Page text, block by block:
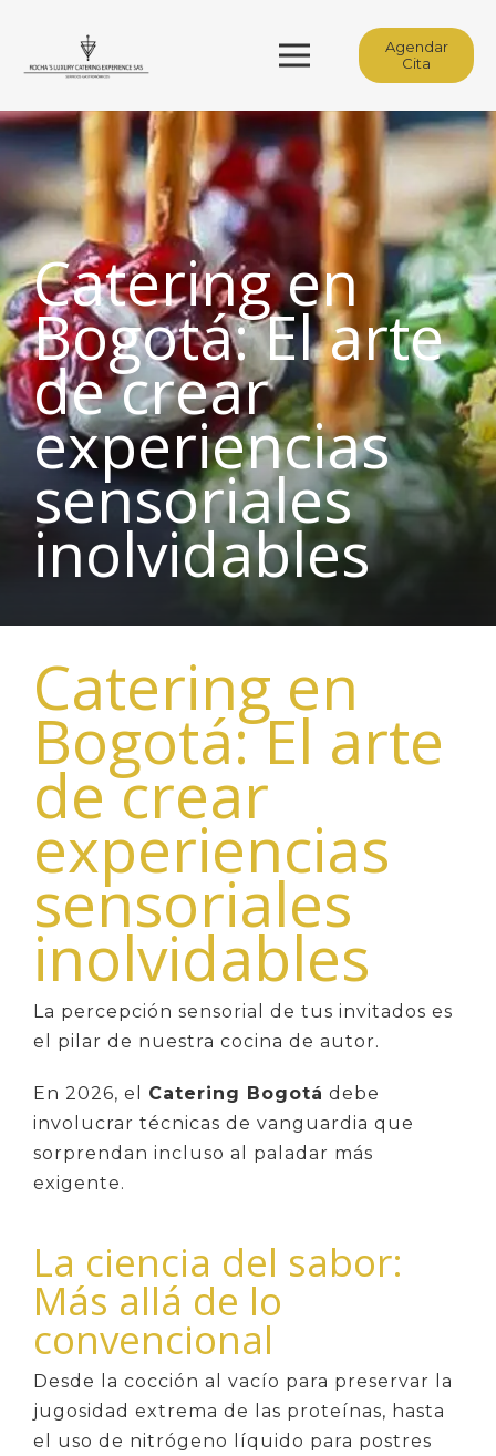
Agendar
Cita
Catering en
Bogotá: El arte
de crear
experiencias
sensoriales
inolvidables
Catering en
Bogotá: El arte
de crear
experiencias
sensoriales
inolvidables
La percepción sensorial de tus invitados es
el pilar de nuestra cocina de autor.
En 2026, el Catering Bogotá debe
involucrar técnicas de vanguardia que
sorprendan incluso al paladar más
exigente.
La ciencia del sabor:
Más allá de lo
convencional
Desde la cocción al vacío para preservar la
jugosidad extrema de las proteínas, hasta
el uso de nitrógeno líquido para postres